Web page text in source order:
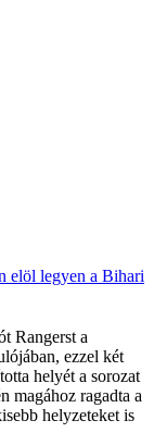
elöl legyen a Bihari
Rangerst a
ezzel két
helyét a sorozat
magához ragadta a
helyzeteket is